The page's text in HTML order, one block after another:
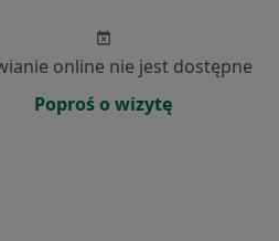
online nie jest dostępne
Poproś o wizytę